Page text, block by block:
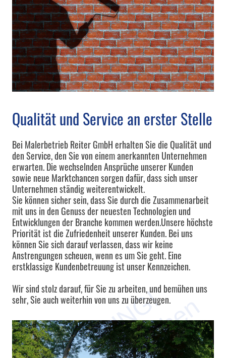
Qualität und Service an erster Stelle
Bei Malerbetrieb Reiter GmbH erhalten Sie die Qualität und
den Service, den Sie von einem anerkannten Unternehmen
erwarten. Die wechselnden Ansprüche unserer Kunden
sowie neue Marktchancen sorgen dafür, dass sich unser
Unternehmen ständig weiterentwickelt.
Sie können sicher sein, dass Sie durch die Zusammenarbeit
mit uns in den Genuss der neuesten Technologien und
Entwicklungen der Branche kommen werden.Unsere höchste
Priorität ist die Zufriedenheit unserer Kunden. Bei uns
können Sie sich darauf verlassen, dass wir keine
Anstrengungen scheuen, wenn es um Sie geht. Eine
erstklassige Kundenbetreuung ist unser Kennzeichen.
Wir sind stolz darauf, für Sie zu arbeiten, und bemühen uns
sehr, Sie auch weiterhin von uns zu überzeugen.